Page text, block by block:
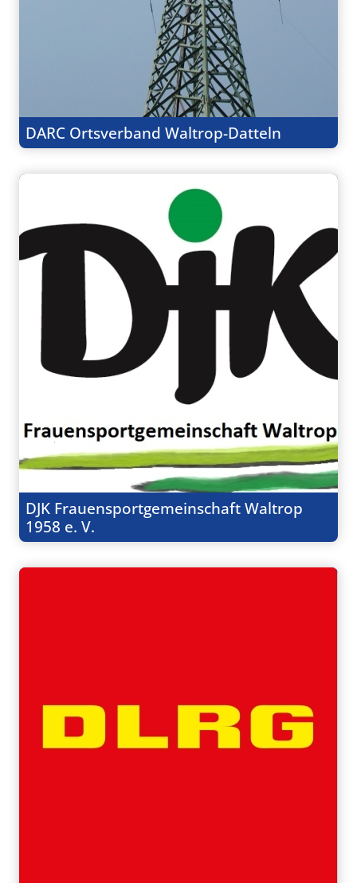
DARC Ortsverband Waltrop-Datteln
DJK Frauensportgemeinschaft Waltrop
1958 e. V.